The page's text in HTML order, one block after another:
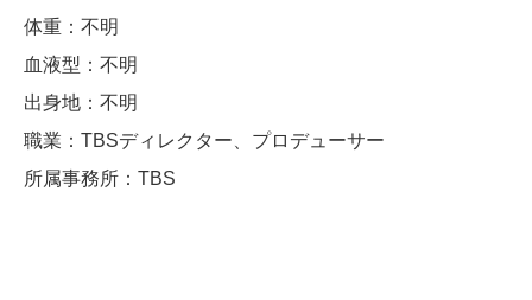
体重：不明
血液型：不明
出身地：不明
職業：TBSディレクター、プロデューサー
所属事務所：TBS